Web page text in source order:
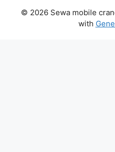
© 2026 Sewa mobile
with